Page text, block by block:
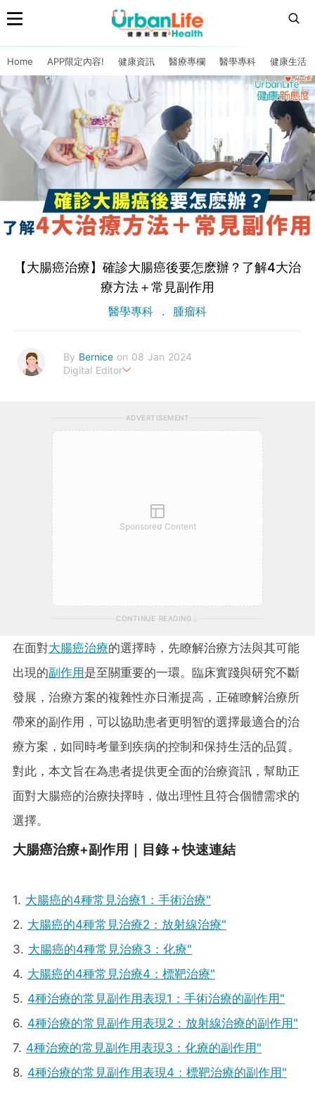
Home APP限定內容! 健康資訊 醫療專欄 醫學專科 健康生活
【大腸癌治療】確診大腸癌後要怎麽辦？了解4大治
療方法＋常見副作用
醫學專科 腫瘤科
By Bernice on 08 Jan 2024
Digital Editor
寫作方式，深入見解和實用建議贏得了讀者的廣泛好評。透過Urb
anLife Health，她致力於向大家傳遞更多健康知識，，讓大家一
起實現更健康、更幸福的生活。
bernice.cheong@urbanlifehk.com
ADVERTISEMENT
Sponsored Content
CONTINUE READING
在面對大腸癌治療的選擇時，先瞭解治療方法與其可能
出現的副作用是至關重要的一環。臨床實踐與研究不斷
發展，治療方案的複雜性亦日漸提高，正確瞭解治療所
帶來的副作用，可以協助患者更明智的選擇最適合的治
療方案，如同時考量到疾病的控制和保持生活的品質。
對此，本文旨在為患者提供更全面的治療資訊，幫助正
面對大腸癌的治療抉擇時，做出理性且符合個體需求的
選擇。
大腸癌治療+副作用｜目錄＋快速連結
1. 大腸癌的4種常見治療1：手術治療"
2. 大腸癌的4種常見治療2：放射線治療"
3. 大腸癌的4種常見治療3：化療"
4. 大腸癌的4種常見治療4：標靶治療"
5. 4種治療的常見副作用表現1：手術治療的副作用"
6. 4種治療的常見副作用表現2：放射線治療的副作用"
7. 4種治療的常見副作用表現3：化療的副作用"
8. 4種治療的常見副作用表現4：標靶治療的副作用"